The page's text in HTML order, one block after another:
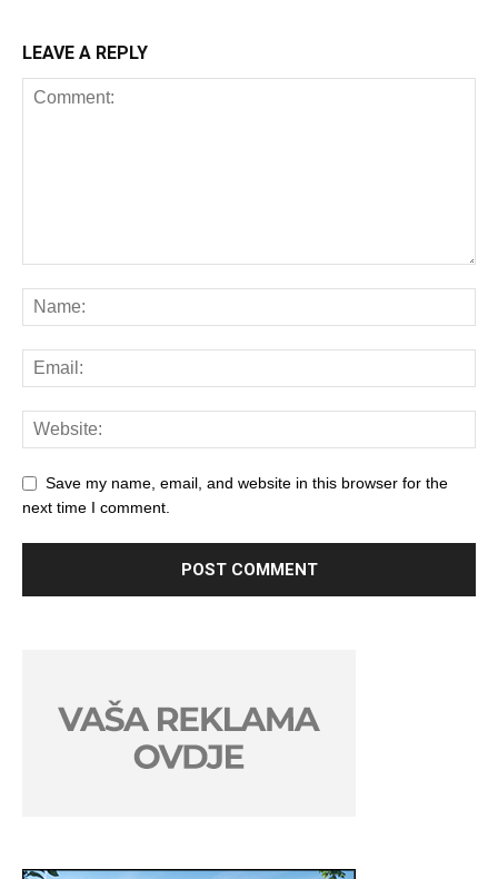
LEAVE A REPLY
Save my name, email, and website in this browser for the
next time I comment.